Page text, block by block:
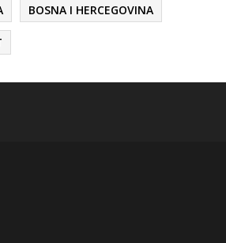
BOSNA I HERCEGOVINA